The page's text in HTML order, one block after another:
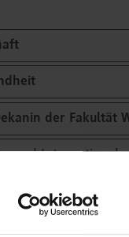
der Fakultät
und